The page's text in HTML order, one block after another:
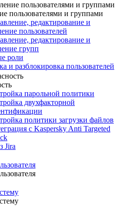
пользователями и группами
пользователями и группами
редактирование и
пользователей
редактирование и
групп
роли
и разблокировка пользователей
парольной политики
двухфакторной
политики загрузки файлов
с Kaspersky Anti Targeted
Jira